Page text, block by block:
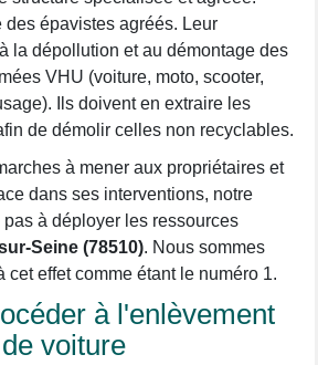
des épavistes agréés. Leur
la dépollution et au démontage des
VHU (voiture, moto, scooter,
Ils doivent en extraire les
de démolir celles non recyclables.
à mener aux propriétaires et
dans ses interventions, notre
à déployer les ressources
Seine (78510). Nous sommes
cet effet comme étant le numéro 1.
à l'enlèvement
voiture